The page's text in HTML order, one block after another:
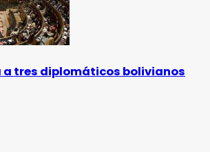
a tres diplomáticos bolivianos